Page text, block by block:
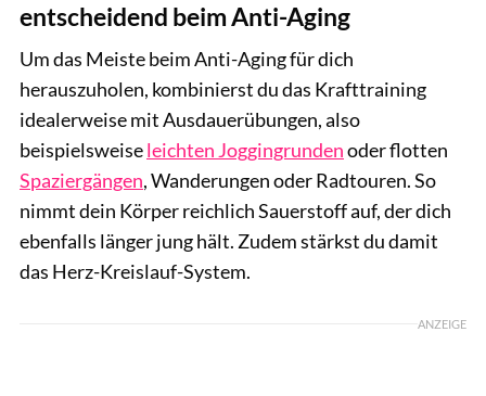
entscheidend beim Anti-Aging
Um das Meiste beim Anti-Aging für dich
herauszuholen, kombinierst du das Krafttraining
idealerweise mit Ausdauerübungen, also
beispielsweiseleichten Joggingrundenoder flotten
Spaziergängen, Wanderungen oder Radtouren. So
nimmt dein Körper reichlich Sauerstoff auf, der dich
ebenfalls länger jung hält. Zudem stärkst du damit
das Herz-Kreislauf-System.
ANZEIGE